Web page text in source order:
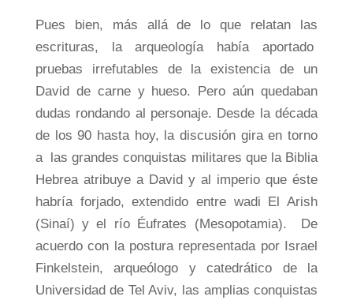
Pues bien, más allá de lo que relatan las
escrituras, la arqueología había aportado
pruebas irrefutables de la existencia de un
David de carne y hueso. Pero aún quedaban
dudas rondando al personaje. Desde la década
de los 90 hasta hoy, la discusión gira en torno
a las grandes conquistas militares que la Biblia
Hebrea atribuye a David y al imperio que éste
habría forjado, extendido entre wadi El Arish
(Sinaí) y el río Éufrates (Mesopotamia). De
acuerdo con la postura representada por Israel
Finkelstein, arqueólogo y catedrático de la
Universidad de Tel Aviv, las amplias conquistas